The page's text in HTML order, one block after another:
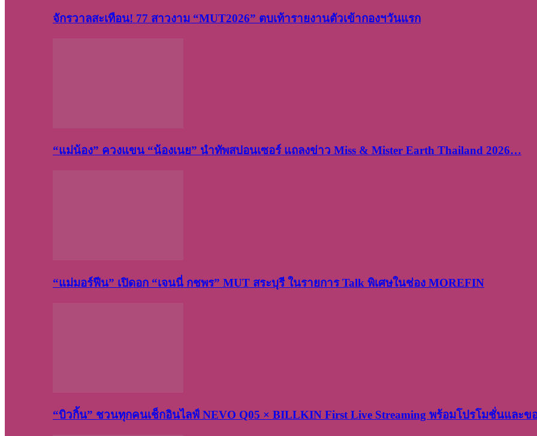
จักรวาลสะเทือน! 77 สาวงาม “MUT2026” ตบเท้ารายงานตัวเข้ากองฯวันแรก
“แม่น้อง” ควงแขน “น้องเนย” นำทัพสปอนเซอร์ แถลงข่าว Miss & Mister Earth Thailand 2026…
“แม่มอร์ฟีน” เปิดอก “เจนนี่ กชพร” MUT สระบุรี ในรายการ Talk พิเศษในช่อง MOREFIN
“บิวกิ้น” ชวนทุกคนเช็กอินไลฟ์ NEVO Q05 × BILLKIN First Live Streaming พร้อมโปรโมชั่นและข